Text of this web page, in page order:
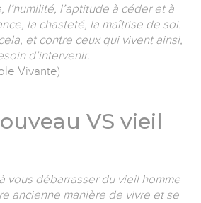
l’humilité, l’aptitude à céder et à
la chasteté, la maîtrise de soi.
et contre ceux qui vivent ainsi,
d’intervenir.
Vivante)
VS vieil
vous débarrasser du vieil homme
ancienne manière de vivre et se